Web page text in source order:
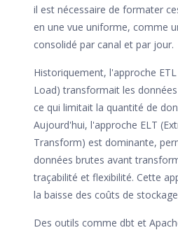
il est nécessaire de formater
en une vue uniforme, comme
consolidé par canal et par jour.
Historiquement, l'approche
Load) transformait les
ce qui limitait la quantité de
Aujourd'hui, l'approche ELT
Transform) est dominante,
données brutes avant
traçabilité et flexibilité. Cette
la baisse des coûts de
Des outils comme dbt et